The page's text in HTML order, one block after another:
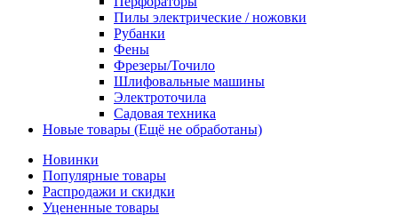
Пилы электрические / ножовки
Рубанки
Фены
Фрезеры/Точило
Шлифовальные машины
Электроточила
Садовая техника
Новые товары (Ещё не обработаны)
Новинки
Популярные товары
Распродажи и скидки
Уцененные товары